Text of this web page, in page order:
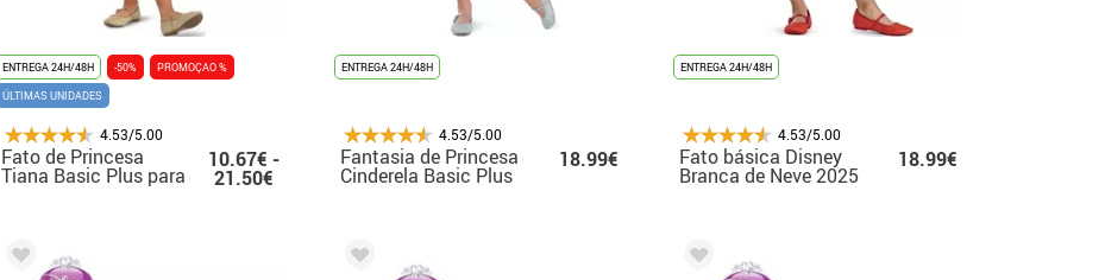
ENTREGA 24H/48H -50%
PROMOÇAO %
ÚLTIMAS UNIDADES
4.53/5.00
Fato de Princesa
Tiana Basic Plus para
10.67€ -
21.50€
ENTREGA 24H/48H
4.53/5.00
Fantasia de Princesa
Cinderela Basic Plus
18.99€
ENTREGA 24H/48H
4.53/5.00
Fato básica Disney
Branca de Neve 2025
18.99€